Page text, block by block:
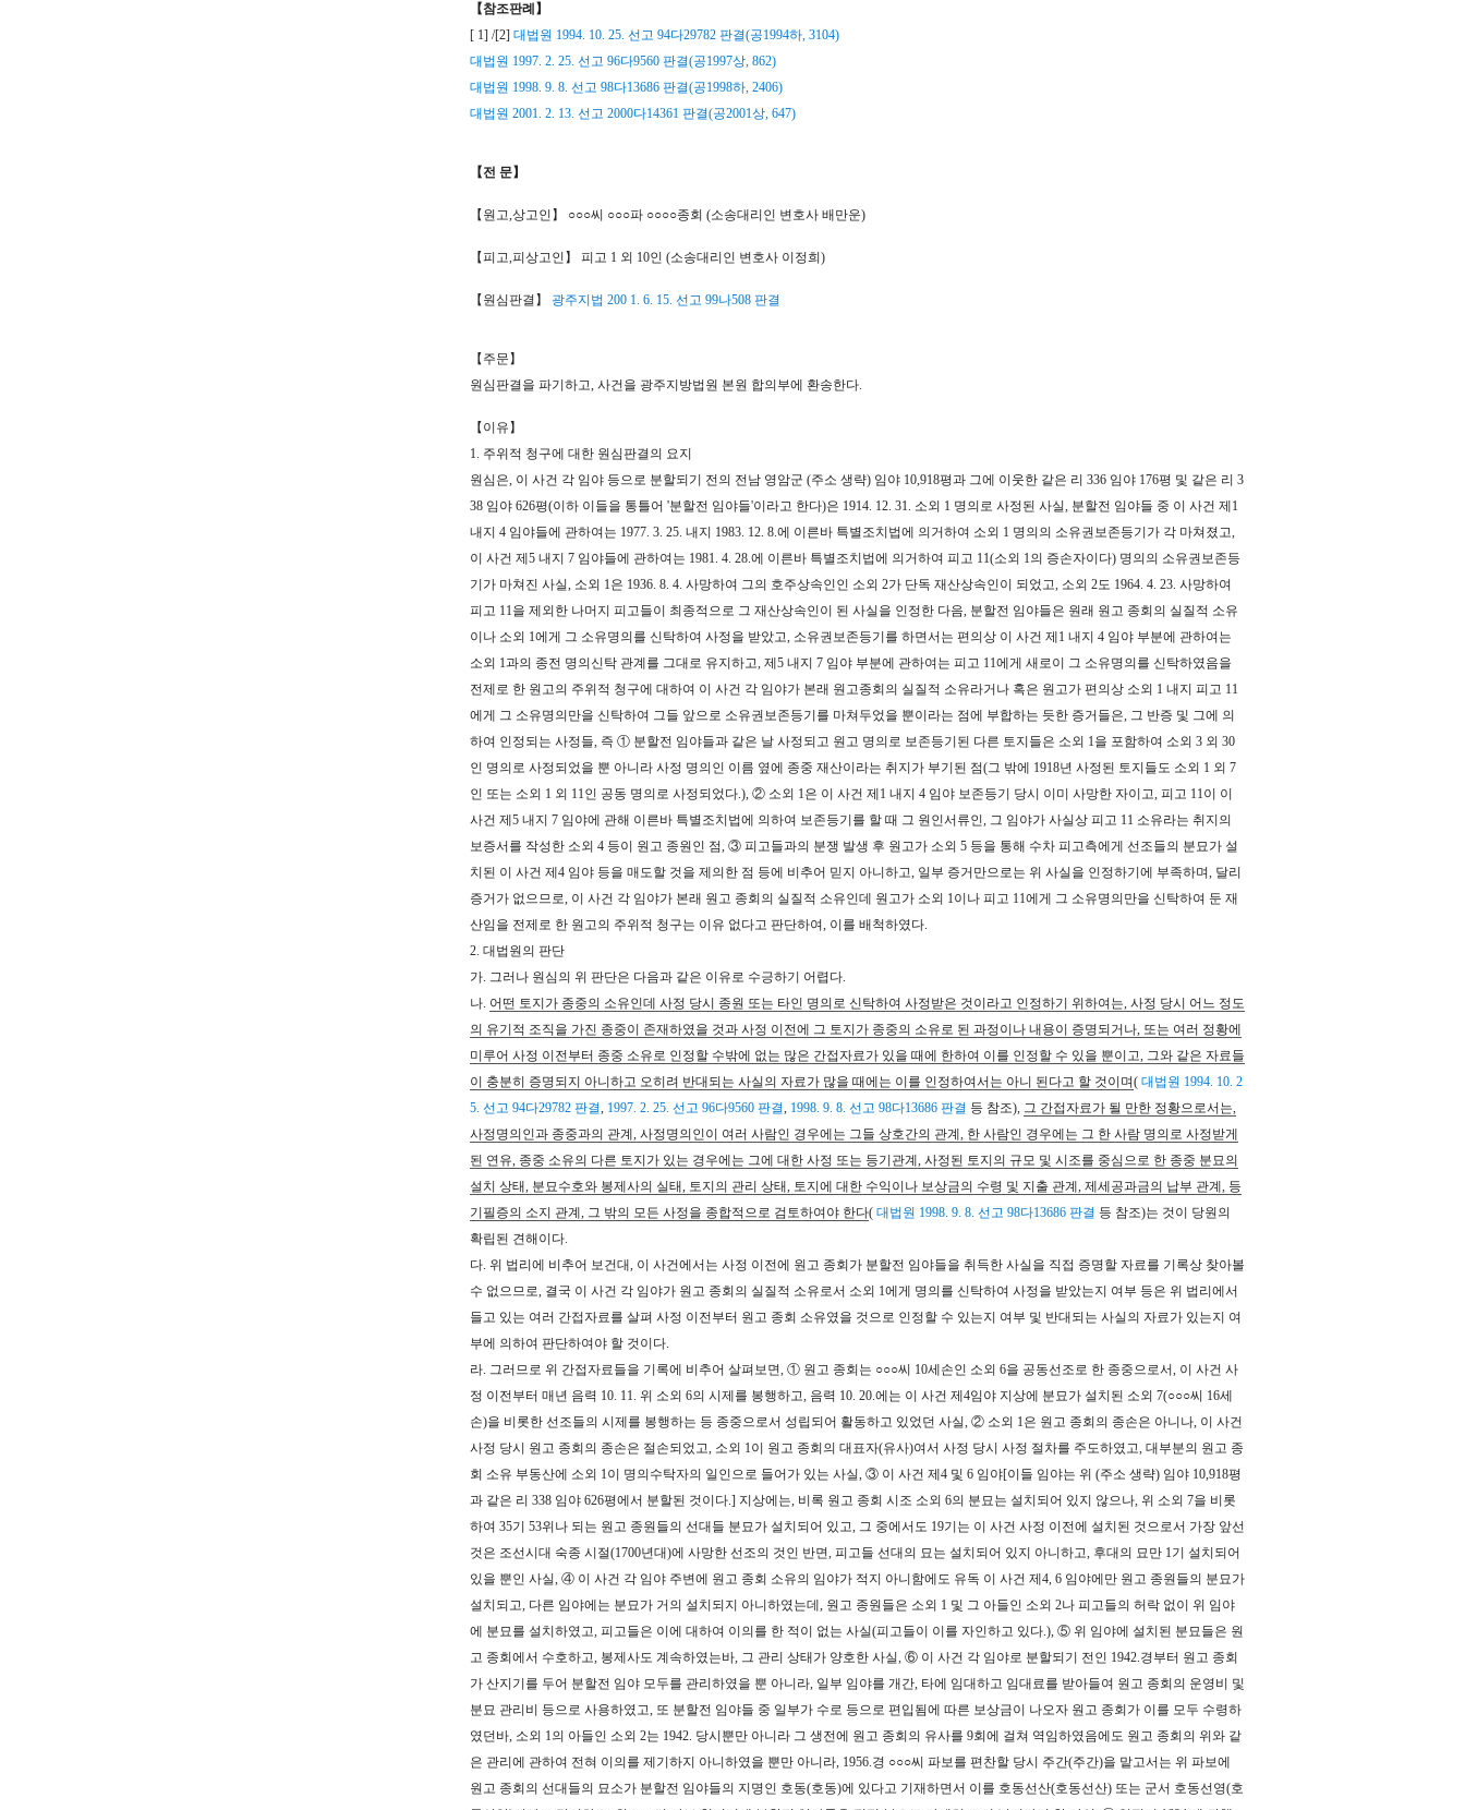
【참조판례】
[ 1] /[2] 대법원 1994. 10. 25. 선고 94다29782 판결(공1994하, 3104)
대법원 1997. 2. 25. 선고 96다9560 판결(공1997상, 862)
대법원 1998. 9. 8. 선고 98다13686 판결(공1998하, 2406)
대법원 2001. 2. 13. 선고 2000다14361 판결(공2001상, 647)
【전 문】
【원고,상고인】 ○○○씨 ○○○파 ○○○○종회 (소송대리인 변호사 배만운)
【피고,피상고인】 피고 1 외 10인 (소송대리인 변호사 이정희)
【원심판결】 광주지법 200 1. 6. 15. 선고 99나508 판결
【주문】
원심판결을 파기하고, 사건을 광주지방법원 본원 합의부에 환송한다.
【이유】
1. 주위적 청구에 대한 원심판결의 요지
원심은, 이 사건 각 임야 등으로 분할되기 전의 전남 영암군 (주소 생략) 임야 10,918평과 그에 이웃한 같은 리 336 임야 176평 및 같은 리 3
38 임야 626평(이하 이들을 통틀어 '분할전 임야들'이라고 한다)은 1914. 12. 31. 소외 1 명의로 사정된 사실, 분할전 임야들 중 이 사건 제1
내지 4 임야들에 관하여는 1977. 3. 25. 내지 1983. 12. 8.에 이른바 특별조치법에 의거하여 소외 1 명의의 소유권보존등기가 각 마쳐졌고,
이 사건 제5 내지 7 임야들에 관하여는 1981. 4. 28.에 이른바 특별조치법에 의거하여 피고 11(소외 1의 증손자이다) 명의의 소유권보존등
기가 마쳐진 사실, 소외 1은 1936. 8. 4. 사망하여 그의 호주상속인인 소외 2가 단독 재산상속인이 되었고, 소외 2도 1964. 4. 23. 사망하여
피고 11을 제외한 나머지 피고들이 최종적으로 그 재산상속인이 된 사실을 인정한 다음, 분할전 임야들은 원래 원고 종회의 실질적 소유
이나 소외 1에게 그 소유명의를 신탁하여 사정을 받았고, 소유권보존등기를 하면서는 편의상 이 사건 제1 내지 4 임야 부분에 관하여는
소외 1과의 종전 명의신탁 관계를 그대로 유지하고, 제5 내지 7 임야 부분에 관하여는 피고 11에게 새로이 그 소유명의를 신탁하였음을
전제로 한 원고의 주위적 청구에 대하여 이 사건 각 임야가 본래 원고종회의 실질적 소유라거나 혹은 원고가 편의상 소외 1 내지 피고 11
에게 그 소유명의만을 신탁하여 그들 앞으로 소유권보존등기를 마쳐두었을 뿐이라는 점에 부합하는 듯한 증거들은, 그 반증 및 그에 의
하여 인정되는 사정들, 즉 ① 분할전 임야들과 같은 날 사정되고 원고 명의로 보존등기된 다른 토지들은 소외 1을 포함하여 소외 3 외 30
인 명의로 사정되었을 뿐 아니라 사정 명의인 이름 옆에 종중 재산이라는 취지가 부기된 점(그 밖에 1918년 사정된 토지들도 소외 1 외 7
인 또는 소외 1 외 11인 공동 명의로 사정되었다.), ② 소외 1은 이 사건 제1 내지 4 임야 보존등기 당시 이미 사망한 자이고, 피고 11이 이
사건 제5 내지 7 임야에 관해 이른바 특별조치법에 의하여 보존등기를 할 때 그 원인서류인, 그 임야가 사실상 피고 11 소유라는 취지의
보증서를 작성한 소외 4 등이 원고 종원인 점, ③ 피고들과의 분쟁 발생 후 원고가 소외 5 등을 통해 수차 피고측에게 선조들의 분묘가 설
치된 이 사건 제4 임야 등을 매도할 것을 제의한 점 등에 비추어 믿지 아니하고, 일부 증거만으로는 위 사실을 인정하기에 부족하며, 달리
증거가 없으므로, 이 사건 각 임야가 본래 원고 종회의 실질적 소유인데 원고가 소외 1이나 피고 11에게 그 소유명의만을 신탁하여 둔 재
산임을 전제로 한 원고의 주위적 청구는 이유 없다고 판단하여, 이를 배척하였다.
2. 대법원의 판단
가. 그러나 원심의 위 판단은 다음과 같은 이유로 수긍하기 어렵다.
나. 어떤 토지가 종중의 소유인데 사정 당시 종원 또는 타인 명의로 신탁하여 사정받은 것이라고 인정하기 위하여는, 사정 당시 어느 정도
의 유기적 조직을 가진 종중이 존재하였을 것과 사정 이전에 그 토지가 종중의 소유로 된 과정이나 내용이 증명되거나, 또는 여러 정황에
미루어 사정 이전부터 종중 소유로 인정할 수밖에 없는 많은 간접자료가 있을 때에 한하여 이를 인정할 수 있을 뿐이고, 그와 같은 자료들
이 충분히 증명되지 아니하고 오히려 반대되는 사실의 자료가 많을 때에는 이를 인정하여서는 아니 된다고 할 것이며( 대법원 1994. 10. 2
5. 선고 94다29782 판결, 1997. 2. 25. 선고 96다9560 판결, 1998. 9. 8. 선고 98다13686 판결 등 참조), 그 간접자료가 될 만한 정황으로서는,
사정명의인과 종중과의 관계, 사정명의인이 여러 사람인 경우에는 그들 상호간의 관계, 한 사람인 경우에는 그 한 사람 명의로 사정받게
된 연유, 종중 소유의 다른 토지가 있는 경우에는 그에 대한 사정 또는 등기관계, 사정된 토지의 규모 및 시조를 중심으로 한 종중 분묘의
설치 상태, 분묘수호와 봉제사의 실태, 토지의 관리 상태, 토지에 대한 수익이나 보상금의 수령 및 지출 관계, 제세공과금의 납부 관계, 등
기필증의 소지 관계, 그 밖의 모든 사정을 종합적으로 검토하여야 한다( 대법원 1998. 9. 8. 선고 98다13686 판결 등 참조)는 것이 당원의
확립된 견해이다.
다. 위 법리에 비추어 보건대, 이 사건에서는 사정 이전에 원고 종회가 분할전 임야들을 취득한 사실을 직접 증명할 자료를 기록상 찾아볼
수 없으므로, 결국 이 사건 각 임야가 원고 종회의 실질적 소유로서 소외 1에게 명의를 신탁하여 사정을 받았는지 여부 등은 위 법리에서
들고 있는 여러 간접자료를 살펴 사정 이전부터 원고 종회 소유였을 것으로 인정할 수 있는지 여부 및 반대되는 사실의 자료가 있는지 여
부에 의하여 판단하여야 할 것이다.
라. 그러므로 위 간접자료들을 기록에 비추어 살펴보면, ① 원고 종회는 ○○○씨 10세손인 소외 6을 공동선조로 한 종중으로서, 이 사건 사
정 이전부터 매년 음력 10. 11. 위 소외 6의 시제를 봉행하고, 음력 10. 20.에는 이 사건 제4임야 지상에 분묘가 설치된 소외 7(○○○씨 16세
손)을 비롯한 선조들의 시제를 봉행하는 등 종중으로서 성립되어 활동하고 있었던 사실, ② 소외 1은 원고 종회의 종손은 아니나, 이 사건
사정 당시 원고 종회의 종손은 절손되었고, 소외 1이 원고 종회의 대표자(유사)여서 사정 당시 사정 절차를 주도하였고, 대부분의 원고 종
회 소유 부동산에 소외 1이 명의수탁자의 일인으로 들어가 있는 사실, ③ 이 사건 제4 및 6 임야[이들 임야는 위 (주소 생략) 임야 10,918평
과 같은 리 338 임야 626평에서 분할된 것이다.] 지상에는, 비록 원고 종회 시조 소외 6의 분묘는 설치되어 있지 않으나, 위 소외 7을 비롯
하여 35기 53위나 되는 원고 종원들의 선대들 분묘가 설치되어 있고, 그 중에서도 19기는 이 사건 사정 이전에 설치된 것으로서 가장 앞선
것은 조선시대 숙종 시절(1700년대)에 사망한 선조의 것인 반면, 피고들 선대의 묘는 설치되어 있지 아니하고, 후대의 묘만 1기 설치되어
있을 뿐인 사실, ④ 이 사건 각 임야 주변에 원고 종회 소유의 임야가 적지 아니함에도 유독 이 사건 제4, 6 임야에만 원고 종원들의 분묘가
설치되고, 다른 임야에는 분묘가 거의 설치되지 아니하였는데, 원고 종원들은 소외 1 및 그 아들인 소외 2나 피고들의 허락 없이 위 임야
에 분묘를 설치하였고, 피고들은 이에 대하여 이의를 한 적이 없는 사실(피고들이 이를 자인하고 있다.), ⑤ 위 임야에 설치된 분묘들은 원
고 종회에서 수호하고, 봉제사도 계속하였는바, 그 관리 상태가 양호한 사실, ⑥ 이 사건 각 임야로 분할되기 전인 1942.경부터 원고 종회
가 산지기를 두어 분할전 임야 모두를 관리하였을 뿐 아니라, 일부 임야를 개간, 타에 임대하고 임대료를 받아들여 원고 종회의 운영비 및
분묘 관리비 등으로 사용하였고, 또 분할전 임야들 중 일부가 수로 등으로 편입됨에 따른 보상금이 나오자 원고 종회가 이를 모두 수령하
였던바, 소외 1의 아들인 소외 2는 1942. 당시뿐만 아니라 그 생전에 원고 종회의 유사를 9회에 걸쳐 역임하였음에도 원고 종회의 위와 같
은 관리에 관하여 전혀 이의를 제기하지 아니하였을 뿐만 아니라, 1956.경 ○○○씨 파보를 편찬할 당시 주간(주간)을 맡고서는 위 파보에
원고 종회의 선대들의 묘소가 분할전 임야들의 지명인 호동(호동)에 있다고 기재하면서 이를 호동선산(호동선산) 또는 군서 호동선영(호